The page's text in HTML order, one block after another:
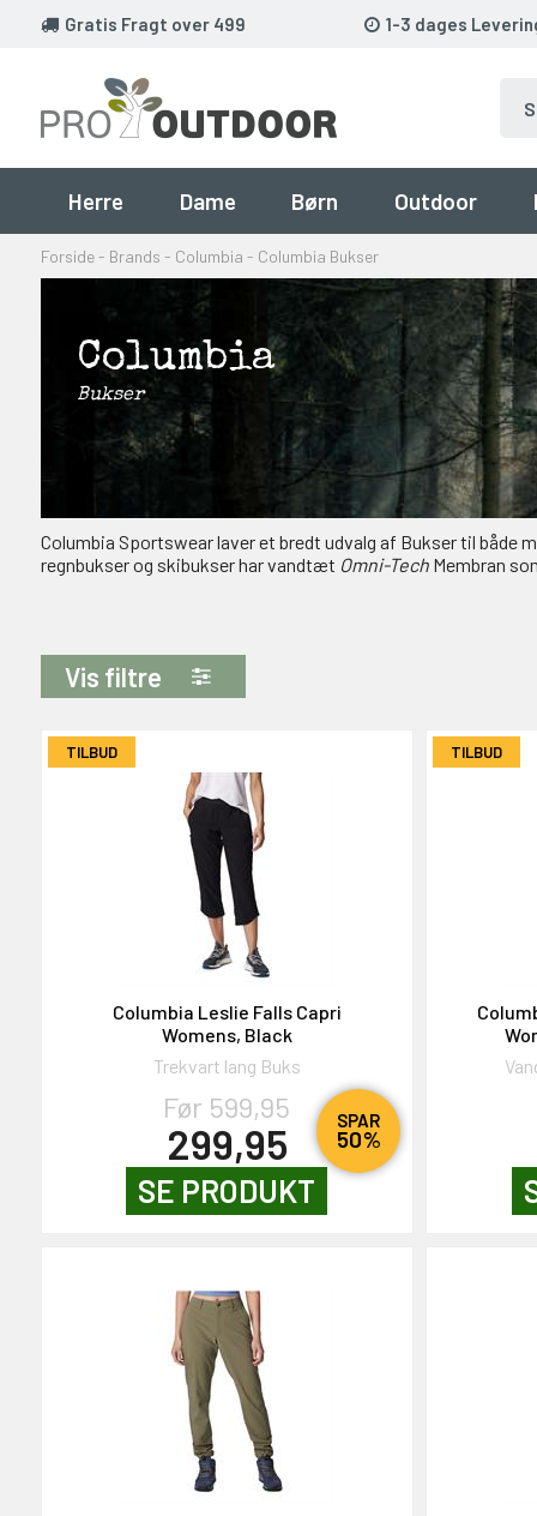
Gratis Fragt over 499 1-3 dages
Herre Dame Børn Outdoor
Forside- Brands - Columbia - Columbia Bukser
Columbia
Bukser
Columbia Sportswear laver et bredt udvalg af Bukser til både
regnbukser og skibukser har vandtæt Omni-TechMembran
Vis filtre
TILBUD
SPAR
50%
Columbia Leslie Falls Capri
Womens, Black
Trekvart lang Buks
Før 599,95
299,95
SE PRODUKT
TILBUD